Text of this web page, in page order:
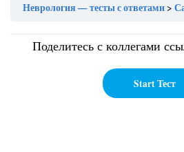
Неврология — тесты с ответами
Поделитесь с коллегами